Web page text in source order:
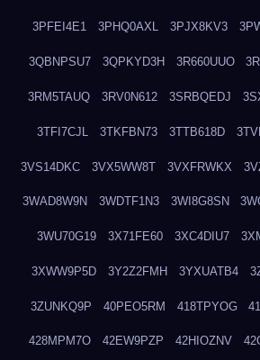
3PFEI4E1 3PHQ0AXL 3PJX8KV3
3QBNPSU7 3QPKYD3H 3R660UUO
3RM5TAUQ 3RV0N612 3SRBQEDJ
3TFI7CJL 3TKFBN73 3TTB618D
3VS14DKC 3VX5WW8T 3VXFRWKX
3WAD8W9N 3WDTF1N3 3WI8G8SN
3WU70G19 3X71FE60 3XC4DIU7
3XWW9P5D 3Y2Z2FMH 3YXUATB4
3ZUNKQ9P 40PEO5RM 418TPYOG
428MPM7O 42EW9PZP 42HIOZNV